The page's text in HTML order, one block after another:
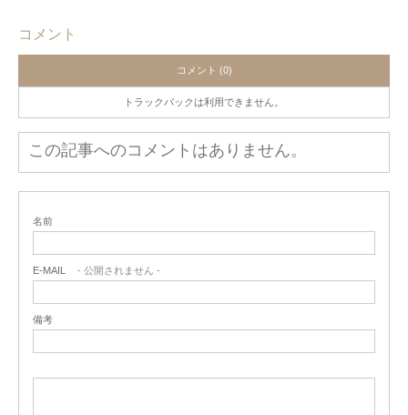
コメント
コメント (0)
トラックバックは利用できません。
この記事へのコメントはありません。
名前
E-MAIL - 公開されません -
備考